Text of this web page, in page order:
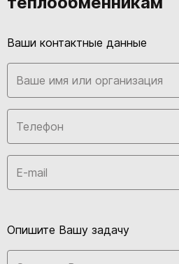
Ваши контактные данные
Опишите Вашу задачу